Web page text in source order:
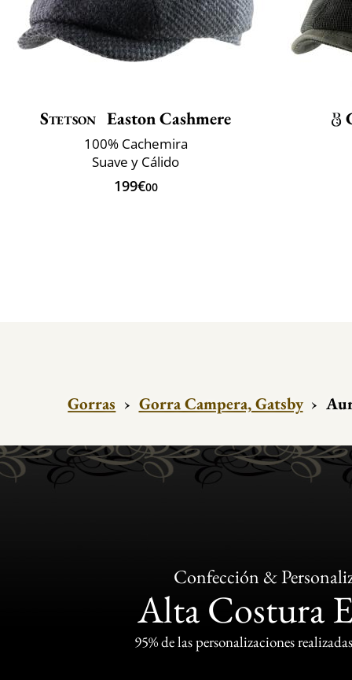
Stetson Easton Cashmere
100% Cachemira
Suave y Cálido
199€00
Gorras › Gorra Campera, Gatsby ›
Confección &
Alta Costura
95% de las personalizaciones